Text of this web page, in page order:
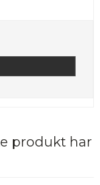
produkt har